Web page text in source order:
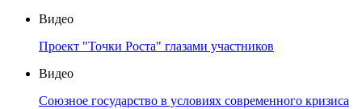
Видео
Проект "Точки Роста" глазами участников
Видео
Союзное государство в условиях современного кризиса